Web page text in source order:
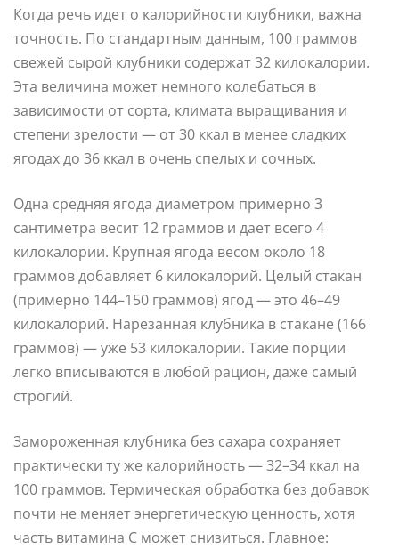
Когда речь идет о калорийности клубники, важна
точность. По стандартным данным, 100 граммов
свежей сырой клубники содержат 32 килокалории.
Эта величина может немного колебаться в
зависимости от сорта, климата выращивания и
степени зрелости — от 30 ккал в менее сладких
ягодах до 36 ккал в очень спелых и сочных.
Одна средняя ягода диаметром примерно 3
сантиметра весит 12 граммов и дает всего 4
килокалории. Крупная ягода весом около 18
граммов добавляет 6 килокалорий. Целый стакан
(примерно 144–150 граммов) ягод — это 46–49
килокалорий. Нарезанная клубника в стакане (166
граммов) — уже 53 килокалории. Такие порции
легко вписываются в любой рацион, даже самый
строгий.
Замороженная клубника без сахара сохраняет
практически ту же калорийность — 32–34 ккал на
100 граммов. Термическая обработка без добавок
почти не меняет энергетическую ценность, хотя
часть витамина C может снизиться. Главное: